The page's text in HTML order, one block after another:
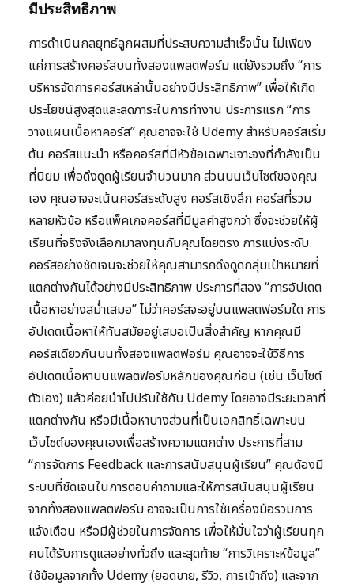
มีประสิทธิภาพ
การดำเนินกลยุทธ์ลูกผสมที่ประสบความสำเร็จนั้น ไม่เพียง
แค่การสร้างคอร์สบนทั้งสองแพลตฟอร์ม แต่ยังรวมถึง “การ
บริหารจัดการคอร์สเหล่านั้นอย่างมีประสิทธิภาพ” เพื่อให้เกิด
ประโยชน์สูงสุดและลดภาระในการทำงาน ประการแรก “การ
วางแผนเนื้อหาคอร์ส” คุณอาจจะใช้ Udemy สำหรับคอร์สเริ่ม
ต้น คอร์สแนะนำ หรือคอร์สที่มีหัวข้อเฉพาะเจาะจงที่กำลังเป็น
ที่นิยม เพื่อดึงดูดผู้เรียนจำนวนมาก ส่วนบนเว็บไซต์ของคุณ
เอง คุณอาจจะเน้นคอร์สระดับสูง คอร์สเชิงลึก คอร์สที่รวม
หลายหัวข้อ หรือแพ็คเกจคอร์สที่มีมูลค่าสูงกว่า ซึ่งจะช่วยให้ผู้
เรียนที่จริงจังเลือกมาลงทุนกับคุณโดยตรง การแบ่งระดับ
คอร์สอย่างชัดเจนจะช่วยให้คุณสามารถดึงดูดกลุ่มเป้าหมายที่
แตกต่างกันได้อย่างมีประสิทธิภาพ ประการที่สอง “การอัปเดต
เนื้อหาอย่างสม่ำเสมอ” ไม่ว่าคอร์สจะอยู่บนแพลตฟอร์มใด การ
อัปเดตเนื้อหาให้ทันสมัยอยู่เสมอเป็นสิ่งสำคัญ หากคุณมี
คอร์สเดียวกันบนทั้งสองแพลตฟอร์ม คุณอาจจะใช้วิธีการ
อัปเดตเนื้อหาบนแพลตฟอร์มหลักของคุณก่อน (เช่น เว็บไซต์
ตัวเอง) แล้วค่อยนำไปปรับใช้กับ Udemy โดยอาจมีระยะเวลาที่
แตกต่างกัน หรือมีเนื้อหาบางส่วนที่เป็นเอกสิทธิ์เฉพาะบน
เว็บไซต์ของคุณเองเพื่อสร้างความแตกต่าง ประการที่สาม
“การจัดการ Feedback และการสนับสนุนผู้เรียน” คุณต้องมี
ระบบที่ชัดเจนในการตอบคำถามและให้การสนับสนุนผู้เรียน
จากทั้งสองแพลตฟอร์ม อาจจะเป็นการใช้เครื่องมือรวมการ
แจ้งเตือน หรือมีผู้ช่วยในการจัดการ เพื่อให้มั่นใจว่าผู้เรียนทุก
คนได้รับการดูแลอย่างทั่วถึง และสุดท้าย “การวิเคราะห์ข้อมูล”
ใช้ข้อมูลจากทั้ง Udemy (ยอดขาย, รีวิว, การเข้าถึง) และจาก